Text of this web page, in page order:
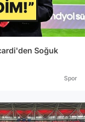
Soğuk
Spor